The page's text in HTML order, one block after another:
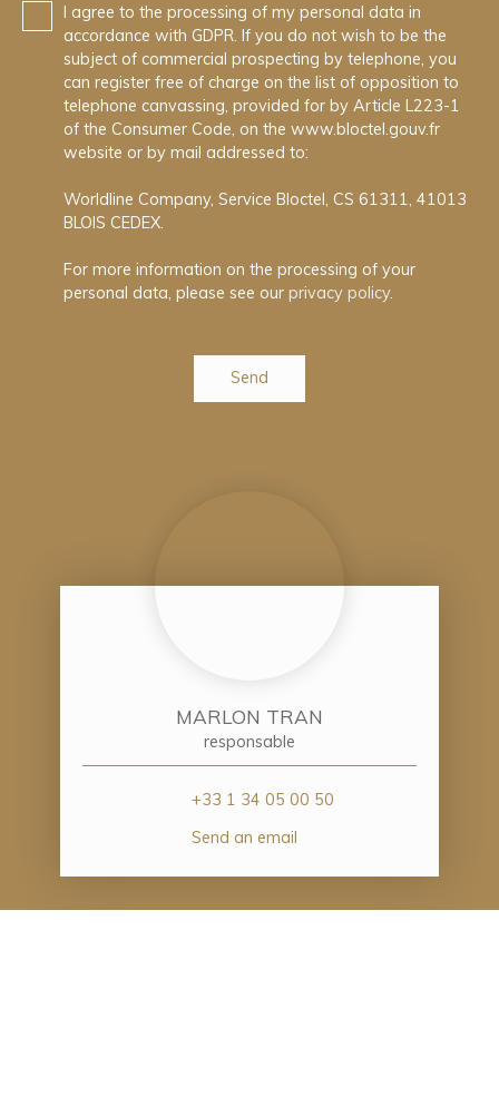
I agree to the processing of my personal data in
accordance with GDPR. If you do not wish to be the
subject of commercial prospecting by telephone, you
can register free of charge on the list of opposition to
telephone canvassing, provided for by Article L223-1
of the Consumer Code, on the www.bloctel.gouv.fr
website or by mail addressed to:
Worldline Company, Service Bloctel, CS 61311, 41013
BLOIS CEDEX.
For more information on the processing of your
personal data, please see our privacy policy.
Send
MARLON TRAN
responsable
+33 1 34 05 00 50
Send an email